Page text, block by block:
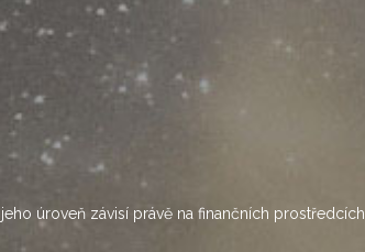
úroveň závisí právě na finančních prostředcích.